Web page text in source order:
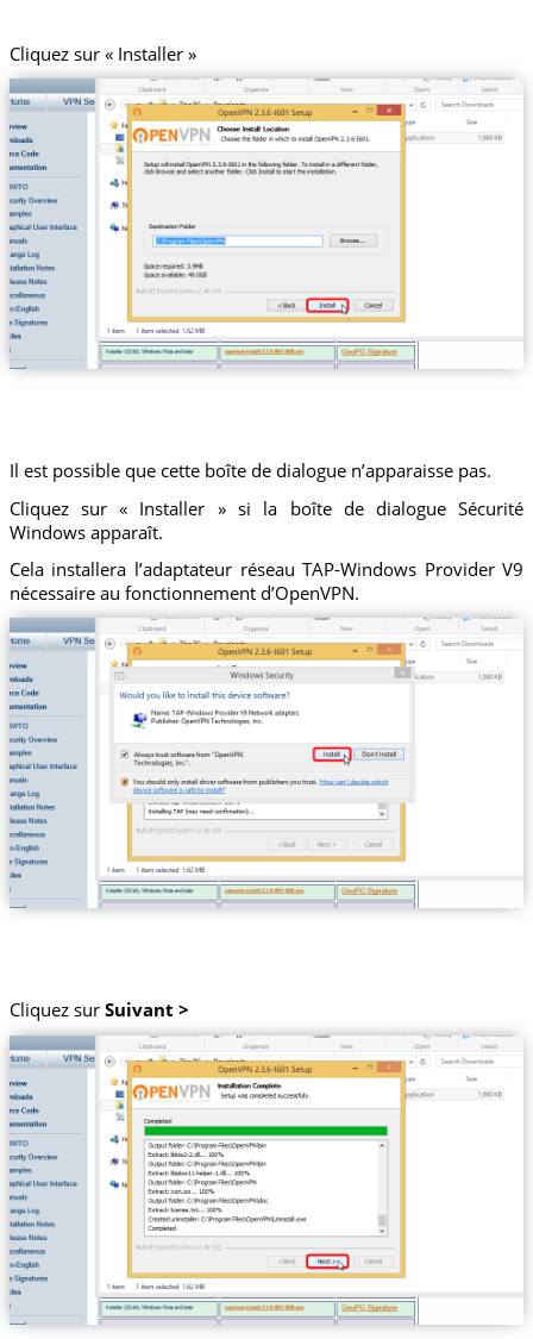
Cliquez sur « Installer »
Il est possible que cette boîte de dialogue n’apparaisse pas.
Cliquez sur « Installer » si la boîte de dialogue Sécurité
Windows apparaît.
Cela installera l’adaptateur réseau TAP-Windows Provider V9
nécessaire au fonctionnement d’OpenVPN.
Cliquez sur Suivant >